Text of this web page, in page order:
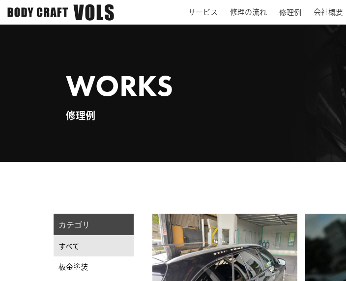
サービス 修理の流れ 修理例 会社概要
WORKS
修理例
カテゴリ
すべて
板金塗装